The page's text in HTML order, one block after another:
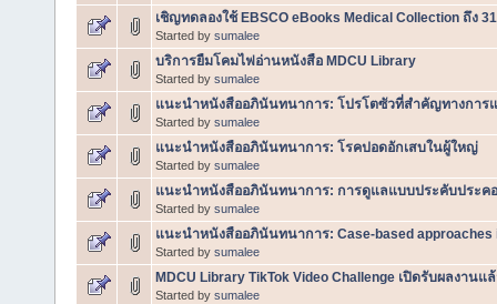
เชิญทดลองใช้ EBSCO eBooks Medical Collection ถึง
Started by sumalee
บริการยืมโคมไฟอ่านหนังสือ MDCU Library
Started by sumalee
แนะนำหนังสืออภินันทนาการ: โปรโตซัวที่สำคัญทางการ
Started by sumalee
แนะนำหนังสืออภินันทนาการ: โรคปอดอักเสบในผู้ใหญ่
Started by sumalee
แนะนำหนังสืออภินันทนาการ: การดูแลแบบประคับประค
Started by sumalee
แนะนำหนังสืออภินันทนาการ: Case-based approaches
Started by sumalee
MDCU Library TikTok Video Challenge เปิดรับผลงานแ
Started by sumalee